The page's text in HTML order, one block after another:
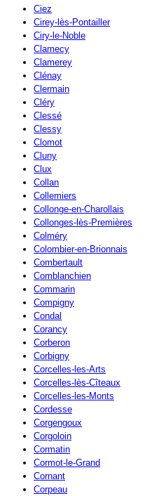
Ciez
Cirey-lès-Pontailler
Ciry-le-Noble
Clamecy
Clamerey
Clénay
Clermain
Cléry
Clessé
Clessy
Clomot
Cluny
Clux
Collan
Collemiers
Collonge-en-Charollais
Collonges-lès-Premières
Colméry
Colombier-en-Brionnais
Combertault
Comblanchien
Commarin
Compigny
Condal
Corancy
Corberon
Corbigny
Corcelles-les-Arts
Corcelles-lès-Cîteaux
Corcelles-les-Monts
Cordesse
Corgengoux
Corgoloin
Cormatin
Cormot-le-Grand
Cornant
Corpeau